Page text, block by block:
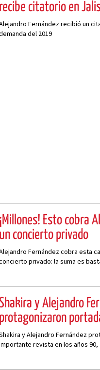
recibe citatorio en
Fernández recibió un
del 2019
¡Millones! Esto cobra
un concierto privado
Fernández cobra esta
privado: la suma es
y Alejandro
protagonizaron
y Alejandro Fernández
revista en los años 90,